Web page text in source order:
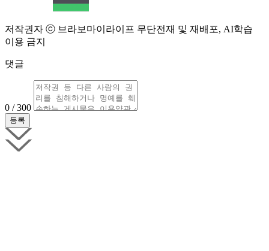
저작권자 ⓒ 브라보마이라이프 무단전재 및 재배포, AI학습
이용 금지
댓글
0 / 300